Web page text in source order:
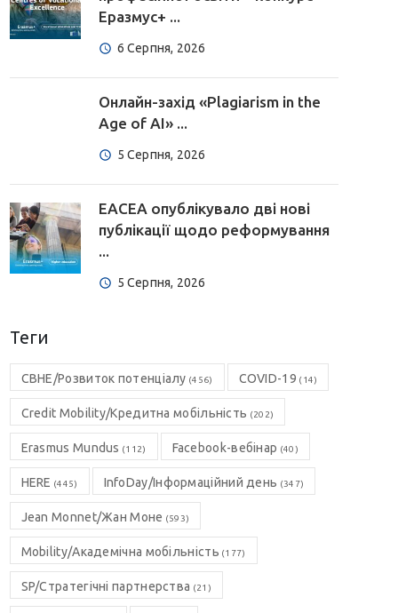
Еразмус+ ...
6 Серпня, 2026
Онлайн-захід «Plagiarism in the
Age of AI» ...
5 Серпня, 2026
EACEA опублікувало дві нові
публікації щодо реформування
...
5 Серпня, 2026
Теги
CBHE/Розвиток потенціалу (456) COVID-19 (14)
Credit Mobility/Кредитна мобільність (202)
Erasmus Mundus (112) Facebook-вебінар (40)
HERE (445) InfoDay/Інформаційний день (347)
Jean Monnet/Жан Моне (593)
Mobility/Академічна мобільність (177)
SP/Стратегічні партнерства (21)